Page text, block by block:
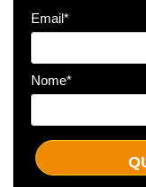
Email*
Nome*